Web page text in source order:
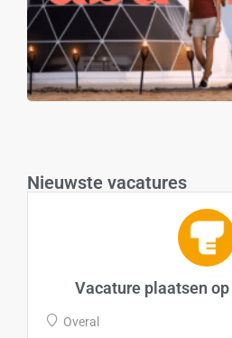
Nieuwste vacatures
Vacature plaatsen
Overal